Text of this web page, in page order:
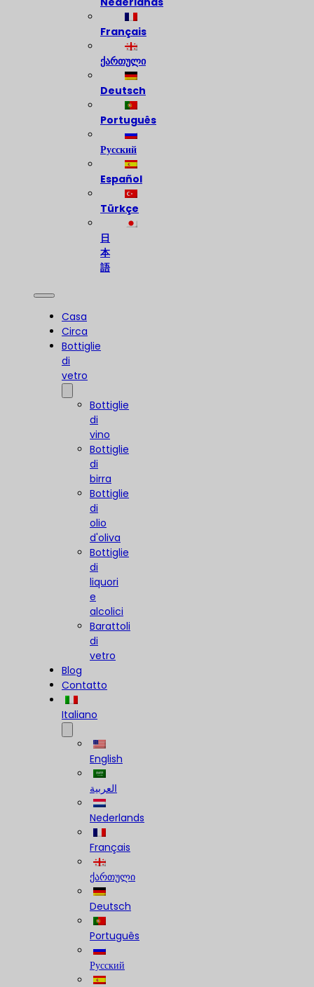
Français
ქართული
Deutsch
Português
Русский
Español
Türkçe
日
本
語
Casa
Circa
Bottiglie
di
vetro
Bottiglie
di
vino
Bottiglie
di
birra
Bottiglie
di
olio
d'oliva
Bottiglie
di
liquori
e
alcolici
Barattoli
di
vetro
Blog
Contatto
Italiano
English
العربية
Nederlands
Français
ქართული
Deutsch
Português
Русский